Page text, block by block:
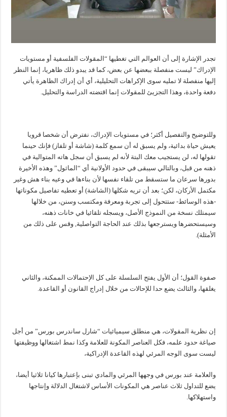
تجدر الإشارة إلى أن العوالم التي تغطيها “المقولات الفلسفية أو مستويات
الإدراك” ليست منفصلة ببعضها عن بعض، كما قد يبدو ذلك ظاهريا، إنما النظر
إليها منفصلة لا تمليه سوى الإكراهات التحليلية، أي أن إدراك الظاهرة يأتي
دفعة واحدة، وهذا التجزيئ للمقولات إنما اقتضته الدراسة والتحليل.
وللتوضيح والتفصيل أكثر؛ في مستويات الإدراك، نفترض أن شخصا قرويا
يعيش حياة بدائية، ولم يسبق له أن سمع كلمة (شاشة أو تلفاز) فإنك حينما
تقولها له، لن يستجيب معك البتة لأنه لم يسبق أن سجل هاته المتوالية في
ذهنه من قبل، وبالتالي سيبقى في حدود الأولانية أي “الماثول” وهذه الأخيرة
بدورها سرعان ما ستسقط من تلقاء نفسها لأن بناءها في وعيه بناء هش وغير
مكتمل الأركان، لكن؛ بعد أن تريه شكلها (الشاشة) أو تعطيه تفاصيل مكوناتها
-هذه الوسائط- ستتحول إلى تجربة ومعرفة ومكتسب وسنن، من خلالها
سيمتلك نسخة من النموذج الأصل، ويسجله تلقائيا في خانات ذهنه،
وسيستحضرها ويسترجعها بذلك عند الحاجة التواصلية, وقس على ذلك من
الأمثلة).
صفوة القول؛ أن الأول يفتح السلسلة على كل الإحتمالات الممكنة، والثاني
يغلقها، والثالث يضع حدا للإحالات من خلال إدراج القانون أو القاعدة.
إن نظرية المقولات، هي منطلق سيميائيات “شارل ساندرس بورس” من أجل
صياغة حدود علمه، فكل العناصر المكونة للعلامة وكذا نمط اشتغالها ووظيفتها
ليست سوى الوجه المرئي لهذه القاعدة الإدراكية،
والعلامة عند بورس في وجهها المرئي والمادي تبنى بإعتبارها كيانا ثلاثيا أيضا،
يضع للتداول ثلاث عناصر هي المكونات الأساس لاشتغال الدلالة وإنتاجها
واستهلاكها.